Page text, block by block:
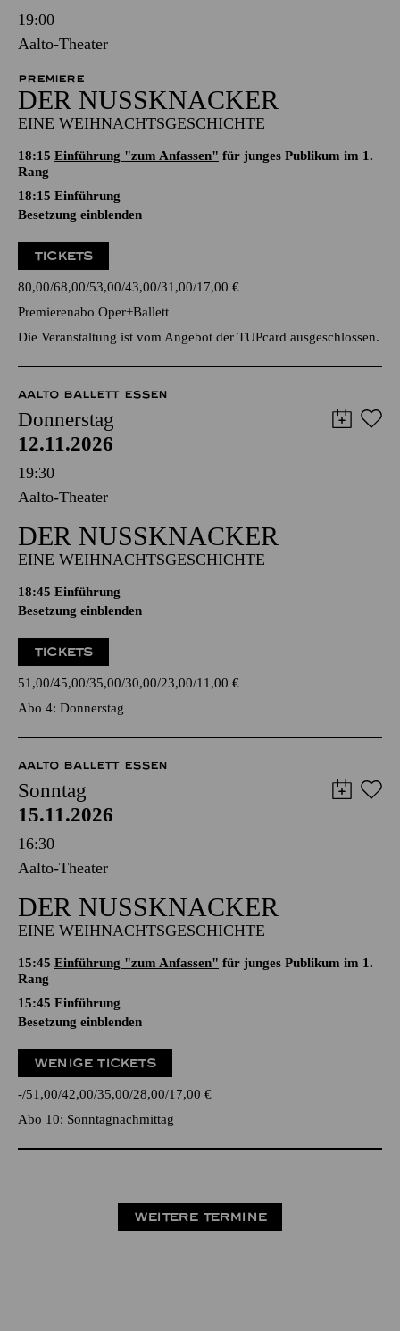
19:00
Aalto-Theater
PREMIERE
DER NUSSKNACKER
EINE WEIHNACHTSGESCHICHTE
18:15 Einführung "zum Anfassen" für junges Publikum im 1.
Rang
18:15 Einführung
Besetzung einblenden
TICKETS
80,00 68,00 53,00 43,00 31,00 17,00 €
Premierenabo Oper+Ballett
Die Veranstaltung ist vom Angebot der TUPcard ausgeschlossen.
AALTO BALLETT ESSEN
Donnerstag
12.11.2026
19:30
Aalto-Theater
DER NUSSKNACKER
EINE WEIHNACHTSGESCHICHTE
18:45 Einführung
Besetzung einblenden
TICKETS
51,00 45,00 35,00 30,00 23,00 11,00 €
Abo 4: Donnerstag
AALTO BALLETT ESSEN
Sonntag
15.11.2026
16:30
Aalto-Theater
DER NUSSKNACKER
EINE WEIHNACHTSGESCHICHTE
15:45 Einführung "zum Anfassen" für junges Publikum im 1.
Rang
15:45 Einführung
Besetzung einblenden
WENIGE TICKETS
- 51,00 42,00 35,00 28,00 17,00 €
Abo 10: Sonntagnachmittag
WEITERE TERMINE